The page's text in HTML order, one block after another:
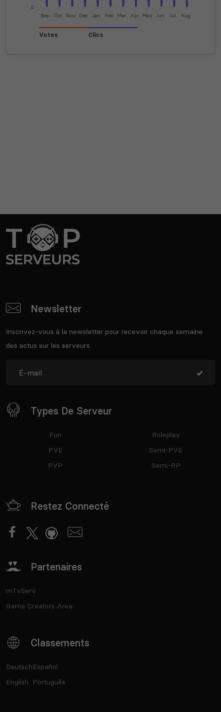
0
Sep Oct Nov Dec Jan Feb Mar Apr May Jun Jul Aug
Votes Clics
Newsletter
Inscrivez-vous à la newsletter pour recevoir chaque semaine
des actus sur les serveurs.
Types De Serveur
Fun
PVE
PVP
Roleplay
Semi-PVE
Semi-RP
Restez Connecté
Partenaires
mTxServ
Game Creators Area
Classements
Deutsch
English
Español
Português